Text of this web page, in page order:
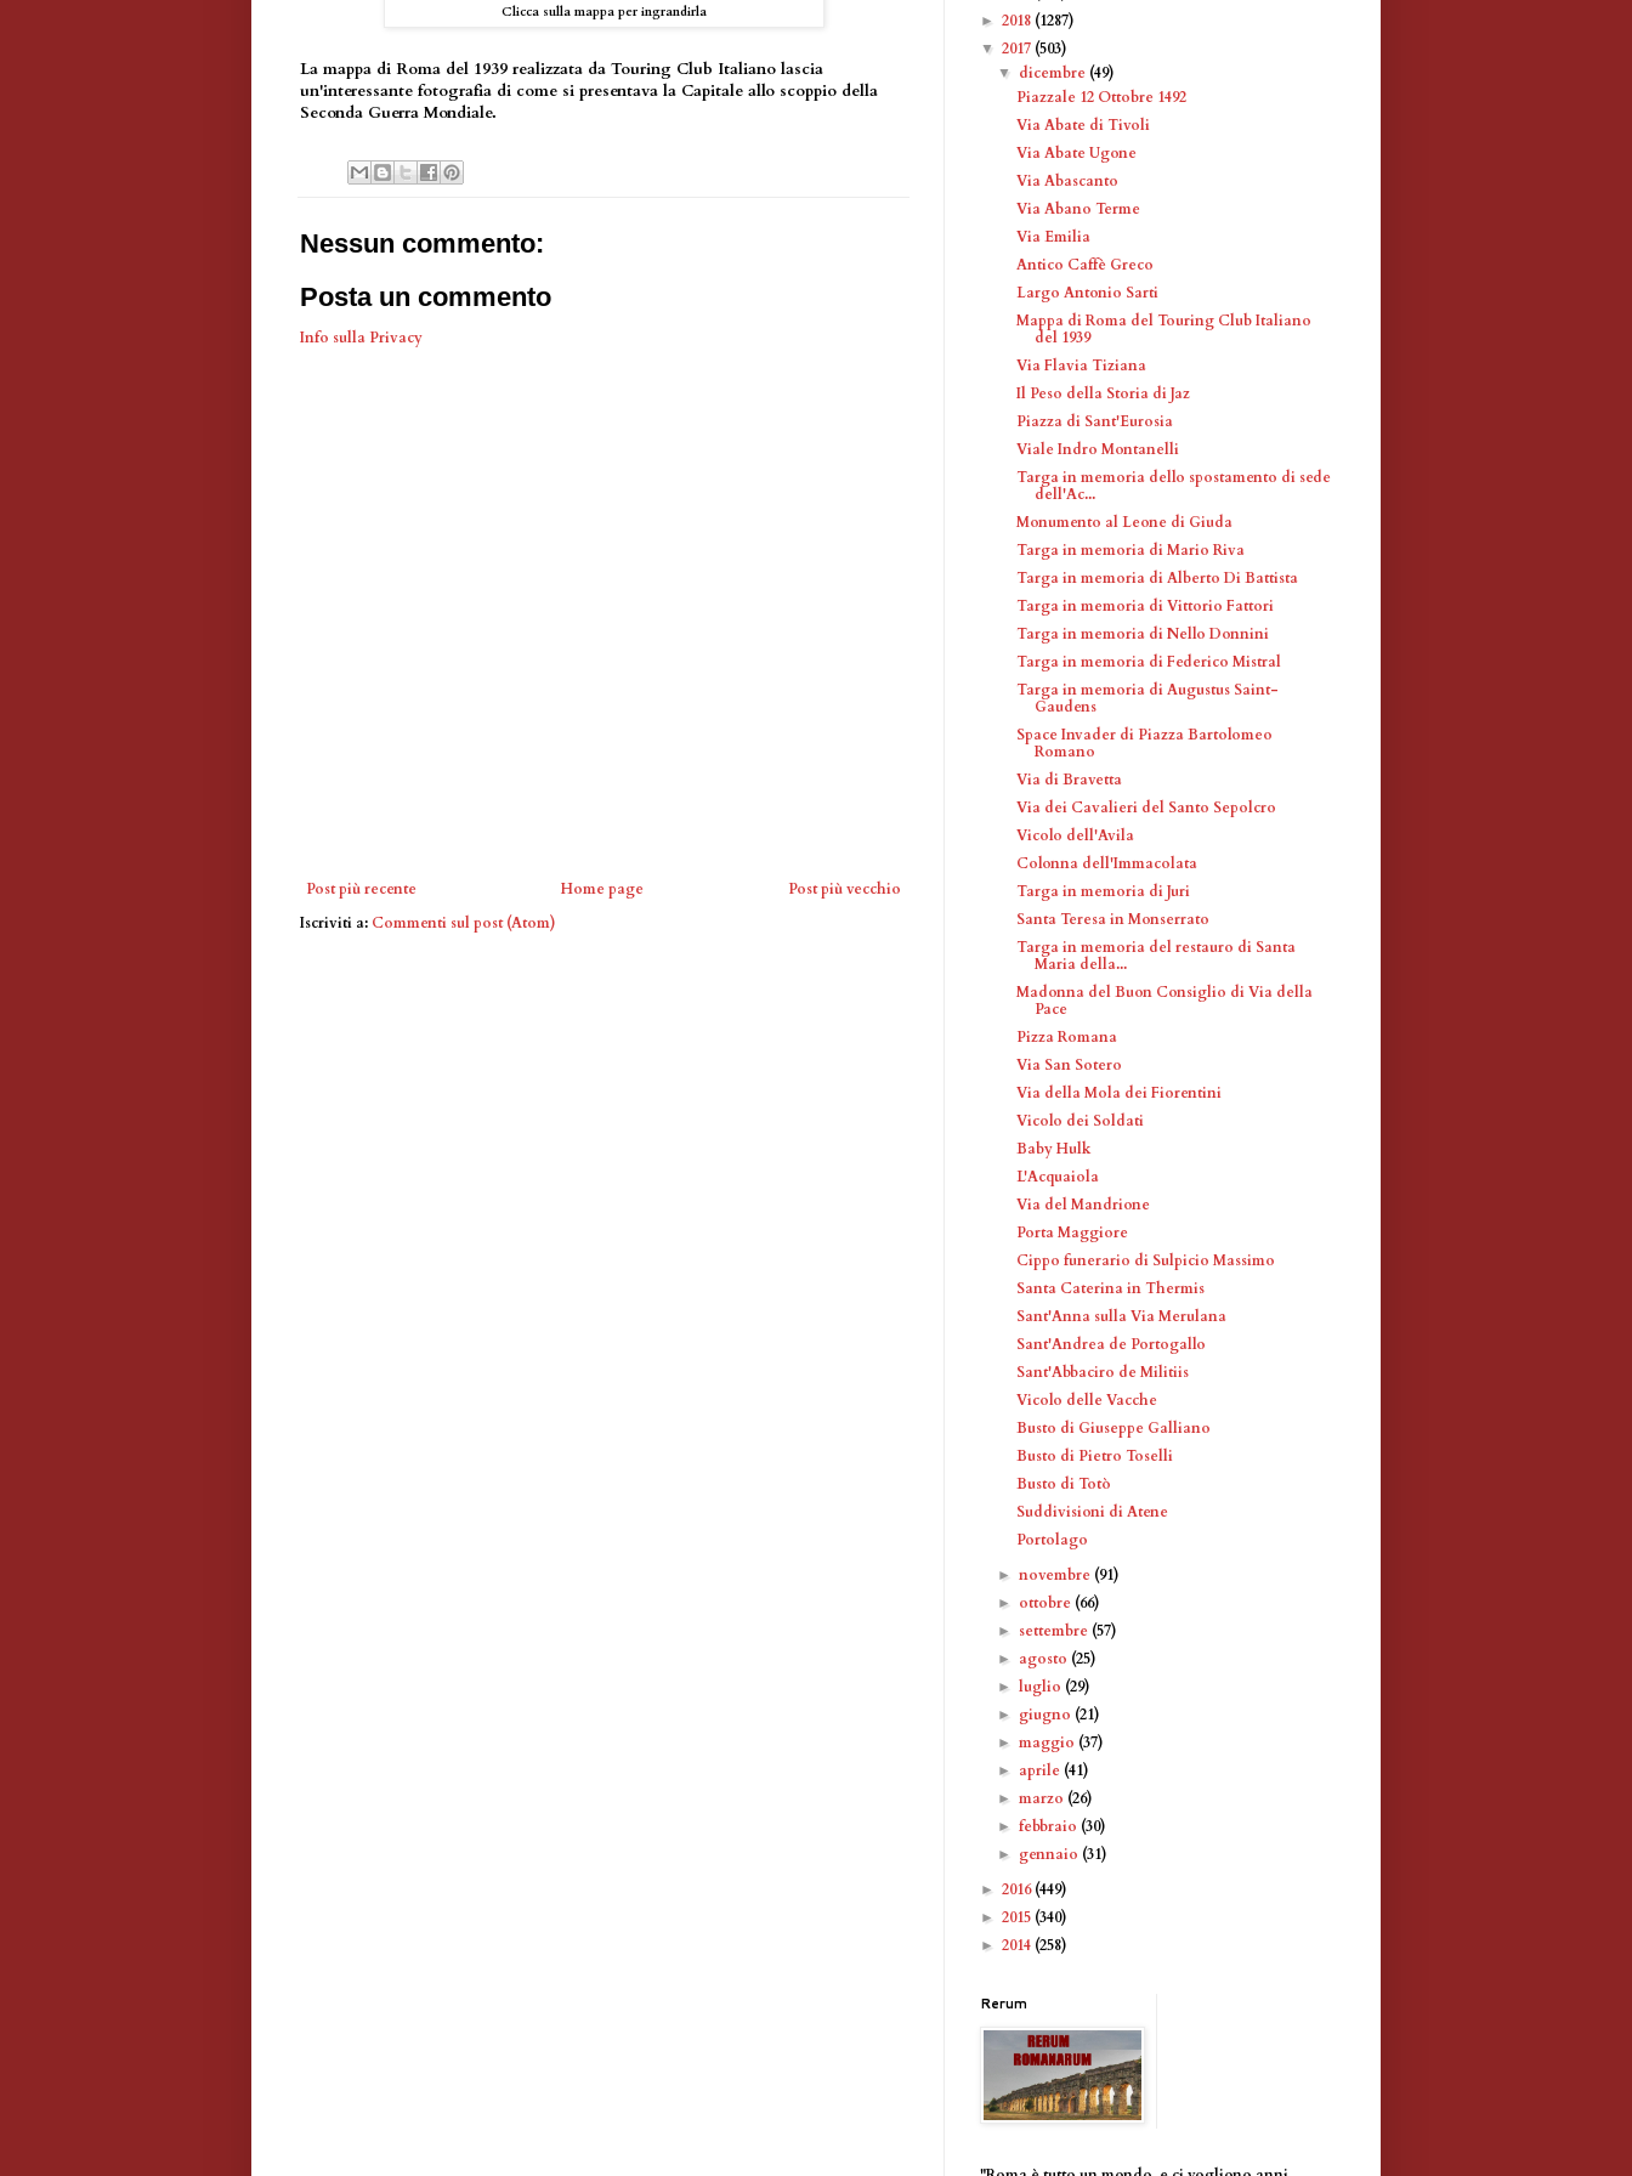
Clicca sulla mappa per ingrandirla
La mappa di Roma del 1939 realizzata da Touring Club Italiano lascia
un'interessante fotografia di come si presentava la Capitale allo scoppio della
Seconda Guerra Mondiale.
Nessun commento:
Posta un commento
Info sulla Privacy
Post più recente Post più vecchio
Home page
Iscriviti a: Commenti sul post (Atom)
► 2018 (1287)
▼ 2017 (503)
▼ dicembre (49)
Piazzale 12 Ottobre 1492
Via Abate di Tivoli
Via Abate Ugone
Via Abascanto
Via Abano Terme
Via Emilia
Antico Caffè Greco
Largo Antonio Sarti
Mappa di Roma del Touring Club Italiano
del 1939
Via Flavia Tiziana
Il Peso della Storia di Jaz
Piazza di Sant'Eurosia
Viale Indro Montanelli
Targa in memoria dello spostamento di sede
dell'Ac...
Monumento al Leone di Giuda
Targa in memoria di Mario Riva
Targa in memoria di Alberto Di Battista
Targa in memoria di Vittorio Fattori
Targa in memoria di Nello Donnini
Targa in memoria di Federico Mistral
Targa in memoria di Augustus Saint-
Gaudens
Space Invader di Piazza Bartolomeo
Romano
Via di Bravetta
Via dei Cavalieri del Santo Sepolcro
Vicolo dell'Avila
Colonna dell'Immacolata
Targa in memoria di Juri
Santa Teresa in Monserrato
Targa in memoria del restauro di Santa
Maria della...
Madonna del Buon Consiglio di Via della
Pace
Pizza Romana
Via San Sotero
Via della Mola dei Fiorentini
Vicolo dei Soldati
Baby Hulk
L'Acquaiola
Via del Mandrione
Porta Maggiore
Cippo funerario di Sulpicio Massimo
Santa Caterina in Thermis
Sant'Anna sulla Via Merulana
Sant'Andrea de Portogallo
Sant'Abbaciro de Militiis
Vicolo delle Vacche
Busto di Giuseppe Galliano
Busto di Pietro Toselli
Busto di Totò
Suddivisioni di Atene
Portolago
►novembre (91)
► ottobre (66)
► settembre (57)
► agosto (25)
►luglio (29)
► giugno (21)
►maggio (37)
► aprile (41)
►marzo (26)
►febbraio (30)
► gennaio (31)
► 2016(449)
► 2015 (340)
► 2014 (258)
Rerum